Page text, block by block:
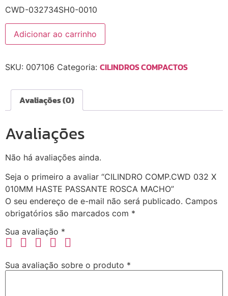
CWD-032734SH0-0010
Adicionar ao carrinho
SKU: 007106 Categoria: CILINDROS COMPACTOS
Avaliações (0)
Avaliações
Não há avaliações ainda.
Seja o primeiro a avaliar “CILINDRO COMP.CWD 032 X
010MM HASTE PASSANTE ROSCA MACHO”
O seu endereço de e-mail não será publicado. Campos
obrigatórios são marcados com *
Sua avaliação *
Sua avaliação sobre o produto *